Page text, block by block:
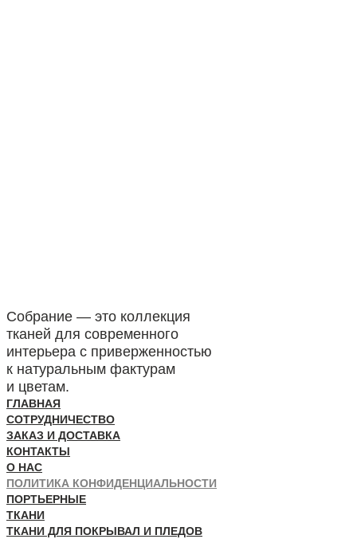
Собрание — это коллекция
тканей для современного
интерьера с приверженностью
к натуральным фактурам
и цветам.
ГЛАВНАЯ
СОТРУДНИЧЕСТВО
ЗАКАЗ И ДОСТАВКА
КОНТАКТЫ
О НАС
ПОЛИТИКА КОНФИДЕНЦИАЛЬНОСТИ
ПОРТЬЕРНЫЕ
ТКАНИ
ТКАНИ ДЛЯ ПОКРЫВАЛ И ПЛЕДОВ